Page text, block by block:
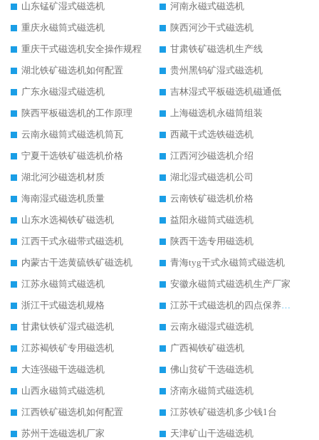
山东锰矿湿式磁选机
河南永磁式磁选机
重庆永磁筒式磁选机
陕西河沙干式磁选机
重庆干式磁选机安全操作规程
甘肃铁矿磁选机生产线
湖北铁矿磁选机如何配置
贵州黑钨矿湿式磁选机
广东永磁湿式磁选机
吉林湿式平板磁选机磁通低
陕西平板磁选机的工作原理
上海磁选机永磁筒组装
云南永磁筒式磁选机筒瓦
西藏干式选铁磁选机
宁夏干选铁矿磁选机价格
江西河沙磁选机介绍
湖北河沙磁选机材质
湖北湿式磁选机公司
海南湿式磁选机质量
云南铁矿磁选机价格
山东水选褐铁矿磁选机
益阳永磁筒式磁选机
江西干式永磁带式磁选机
陕西干选专用磁选机
内蒙古干选黄硫铁矿磁选机
青海tyg干式永磁筒式磁选机
江苏永磁筒式磁选机
安徽永磁筒式磁选机生产厂家
浙江干式磁选机规格
江苏干式磁选机的四点保养秘籍
甘肃钛铁矿湿式磁选机
云南永磁湿式磁选机
江苏褐铁矿专用磁选机
广西褐铁矿磁选机
大连强磁干选磁选机
佛山贫矿干选磁选机
山西永磁筒式磁选机
济南永磁筒式磁选机
江西铁矿磁选机如何配置
江苏铁矿磁选机多少钱1台
苏州干选磁选机厂家
天津矿山干选磁选机